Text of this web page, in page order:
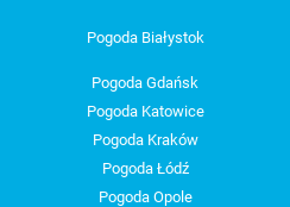
Pogoda Białystok
Pogoda Gdańsk
Pogoda Katowice
Pogoda Kraków
Pogoda Łódź
Pogoda Opole